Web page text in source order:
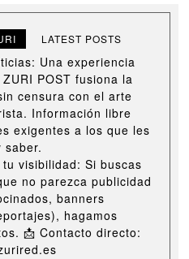
LATEST POSTS
Una experiencia
POST fusiona la
censura con el arte
Información libre
exigentes a los que les
saber.
visibilidad: Si buscas
no parezca publicidad
banners
hagamos
📩 Contacto directo: